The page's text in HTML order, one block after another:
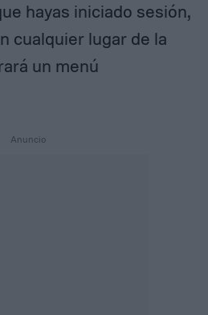
hayas iniciado sesión,
cualquier lugar de la
un menú